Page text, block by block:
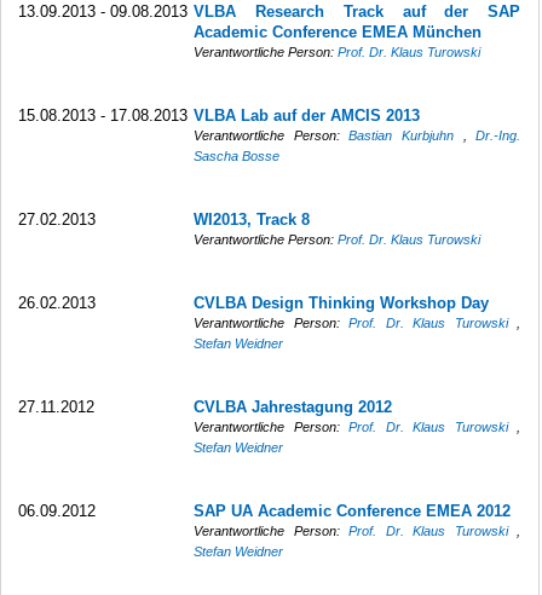
13.09.2013 - 09.08.2013 VLBA Research Track auf der SAP
Academic Conference EMEA München
Verantwortliche Person:Prof. Dr. Klaus Turowski
15.08.2013 - 17.08.2013 VLBA Lab auf der AMCIS 2013
Verantwortliche Person:Bastian Kurbjuhn ,Dr.-Ing.
Sascha Bosse
27.02.2013 WI2013, Track 8
Verantwortliche Person:Prof. Dr. Klaus Turowski
26.02.2013 CVLBA Design Thinking Workshop Day
Verantwortliche Person:Prof. Dr. Klaus Turowski
Stefan Weidner
27.11.2012 CVLBA Jahrestagung 2012
Verantwortliche Person:Prof. Dr. Klaus Turowski
Stefan Weidner
06.09.2012 SAP UA Academic Conference EMEA 2012
Verantwortliche Person:Prof. Dr. Klaus Turowski
Stefan Weidner